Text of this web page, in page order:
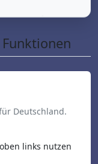
Deutschland.
oben links nutzen